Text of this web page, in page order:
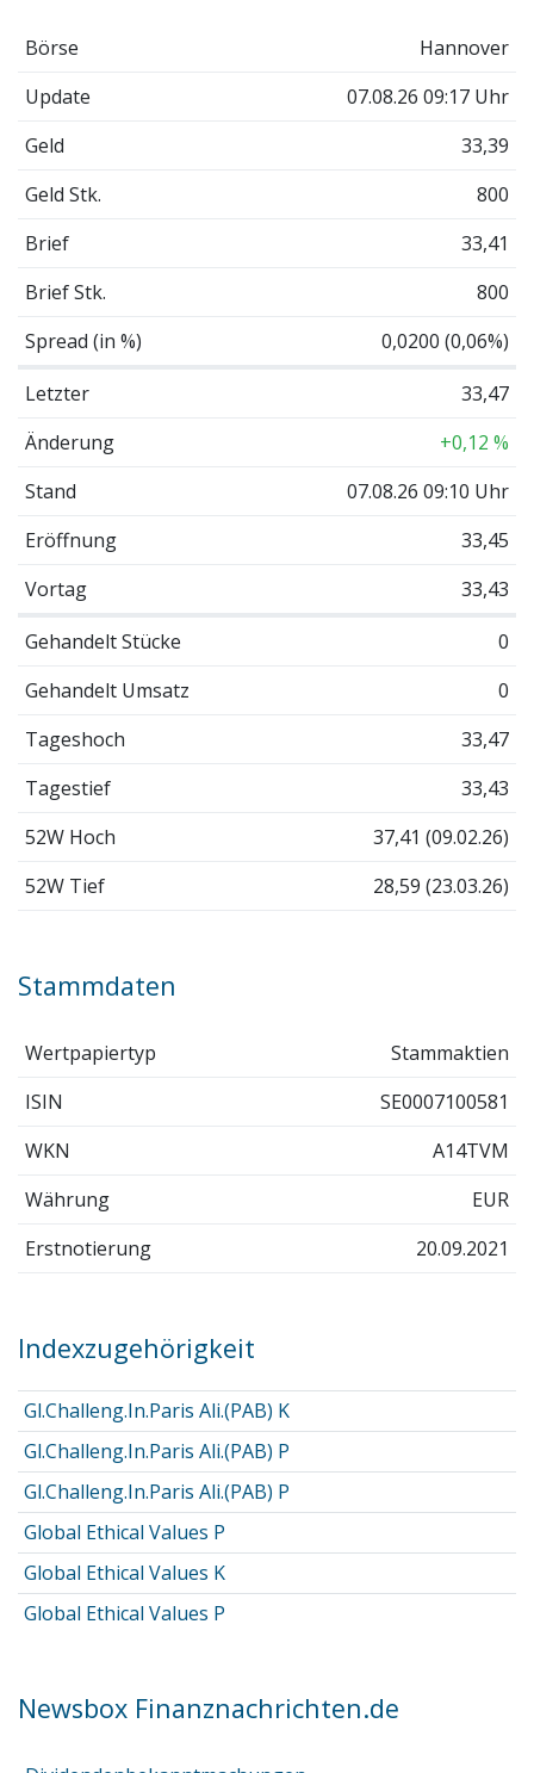
Börse
Hannover
Update
07.08.26 09:17 Uhr
Geld
33,39
Geld Stk.
800
Brief
33,41
Brief Stk.
800
Spread (in %)
0,0200 (0,06%)
Letzter
33,47
Änderung
+0,12 %
Stand
07.08.26 09:10 Uhr
Eröffnung
33,45
Vortag
33,43
Gehandelt Stücke
0
Gehandelt Umsatz
0
Tageshoch
33,47
Tagestief
33,43
52W Hoch
37,41 (09.02.26)
52W Tief
28,59 (23.03.26)
Stammdaten
Wertpapiertyp
Stammaktien
ISIN
SE0007100581
WKN
A14TVM
Währung
EUR
Erstnotierung
20.09.2021
Indexzugehörigkeit
Gl.Challeng.In.Paris Ali.(PAB) K
Gl.Challeng.In.Paris Ali.(PAB) P
Gl.Challeng.In.Paris Ali.(PAB) P
Global Ethical Values P
Global Ethical Values K
Global Ethical Values P
Newsbox Finanznachrichten.de